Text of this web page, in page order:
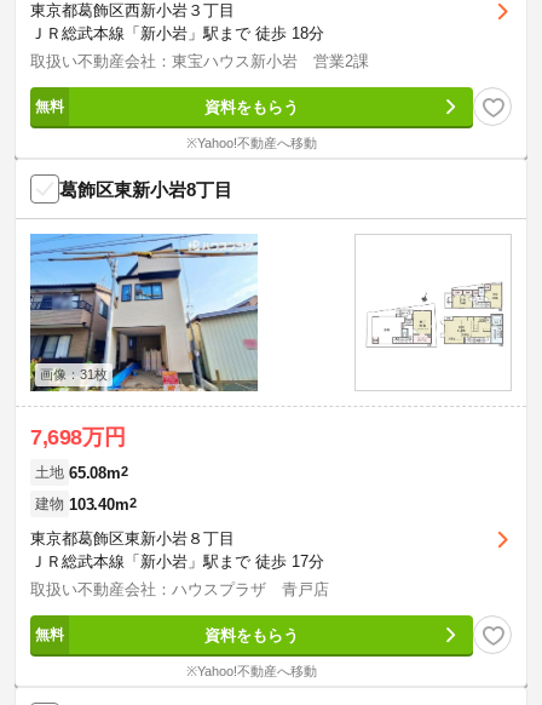
東京都葛飾区西新小岩３丁目
ＪＲ総武本線「新小岩」駅まで 徒歩 18分
取扱い不動産会社：東宝ハウス新小岩 営業2課
資料をもらう
※Yahoo!不動産へ移動
葛飾区東新小岩8丁目
画像：31枚
7,698万円
土地 65.08m2
建物 103.40m2
東京都葛飾区東新小岩８丁目
ＪＲ総武本線「新小岩」駅まで 徒歩 17分
取扱い不動産会社：ハウスプラザ 青戸店
資料をもらう
※Yahoo!不動産へ移動